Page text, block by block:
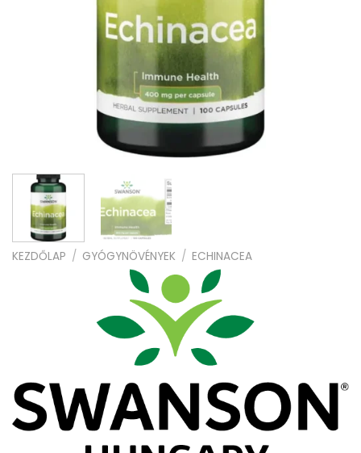
KEZDŐLAP / GYÓGYNÖVÉNYEK / ECHINACEA